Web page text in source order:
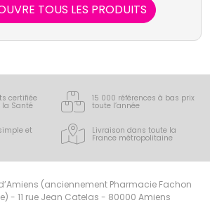
TOUS LES PRODUITS
certifiée
la Santé
15 000 références à bas prix
toute l’année
et Livraison dans toute la
France métropolitaine
(anciennement Pharmacie Fachon
- 11 rue Jean Catelas - 80000 Amiens